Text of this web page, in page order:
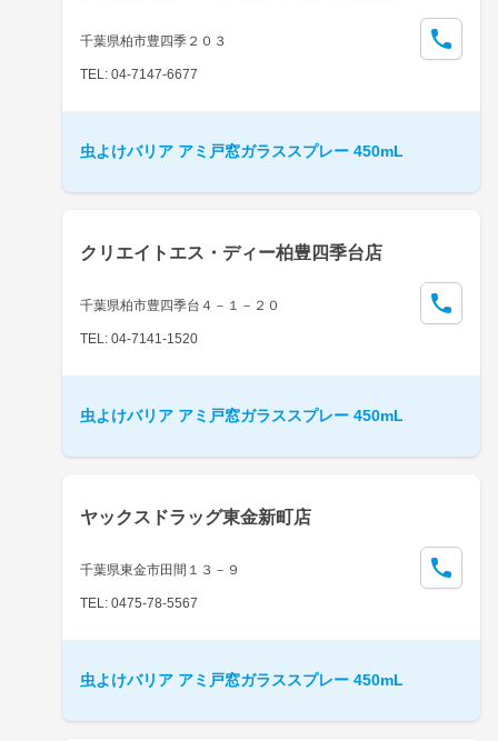
千葉県柏市豊四季２０３
TEL: 04-7147-6677
虫よけバリア アミ戸窓ガラススプレー 450mL
クリエイトエス・ディー柏豊四季台店
千葉県柏市豊四季台４－１－２０
TEL: 04-7141-1520
虫よけバリア アミ戸窓ガラススプレー 450mL
ヤックスドラッグ東金新町店
千葉県東金市田間１３－９
TEL: 0475-78-5567
虫よけバリア アミ戸窓ガラススプレー 450mL